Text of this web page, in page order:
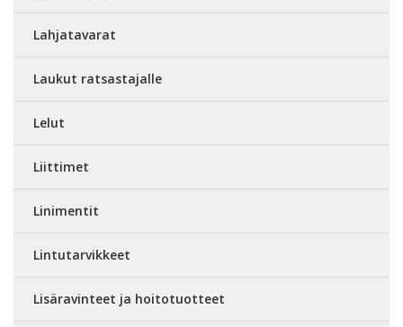
Lahjatavarat
Laukut ratsastajalle
Lelut
Liittimet
Linimentit
Lintutarvikkeet
Lisäravinteet ja hoitotuotteet